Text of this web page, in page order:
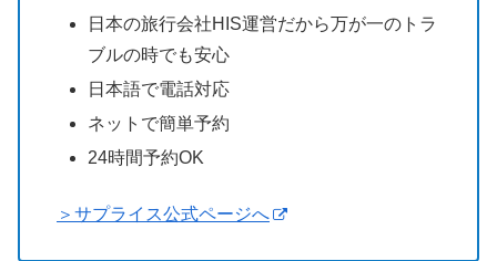
日本の旅行会社HIS運営だから万が一のトラ
ブルの時でも安心
日本語で電話対応
ネットで簡単予約
24時間予約OK
＞サプライス公式ページへ